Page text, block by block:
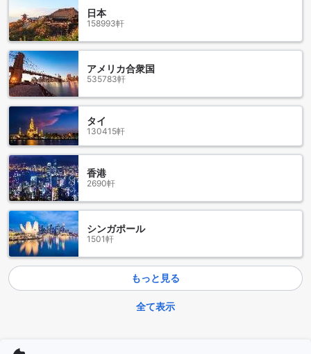
さらに、バルコニーやテラスもあり、美しいボルドーの街並
みを眺めながら、朝のコーヒーやお茶を楽しむことができま
す。冷蔵庫も完備されているため、飲み物や軽食をいつでも
手軽に楽しむことができ、旅行中の便利さを提供します。リ
ネンやタオルも用意されており、快適さと清潔感を保つこと
ができるのが魅力です。
ボルドー中心部の魅力的なアパートメントルーム
ボルドーの歴史的な中心地に位置するAppartement
Bordeaux Centre Historiqueでは、スタイリッシュで快適な
宿泊体験を提供しています。27平方メートルのバルコニー付
きアパートメントは、開放感あふれる空間と共に、美しい街
並みを眺めながらリラックスできる特別な時間を演出しま
す。また、18平方メートルのスタジオは、シンプルでありな
がらも洗練されたデザインが特徴で、ひとり旅やカップルに
ぴったりの隠れ家となります。さらに、20平方メートルのス
タジオアパートメントは、居心地の良さと機能性を兼ね備え
た空間で、長期滞在にも対応しています。
Agodaでこれらの魅力的な部屋を予約することで、最良の価
格で宿泊できるだけでなく、簡単でストレスフリーな予約体
験をお楽しみいただけます。ボルドーの中心で特別なひとと
日本
158993軒
アメリカ合衆国
535783軒
タイ
130415軒
香港
2690軒
シンガポール
1501軒
もっと見る
全て表示
今話題の都市